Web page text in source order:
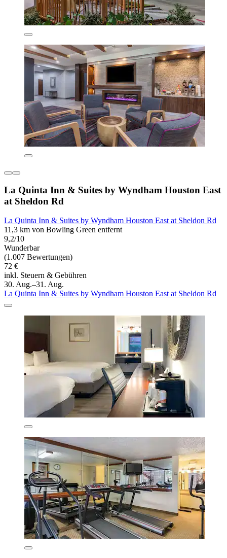
La Quinta Inn & Suites by Wyndham Houston East
at Sheldon Rd
La Quinta Inn & Suites by Wyndham Houston East at Sheldon Rd
11,3 km von Bowling Green entfernt
9,2/10
Wunderbar
(1.007 Bewertungen)
72 €
inkl. Steuern & Gebühren
30. Aug.–31. Aug.
La Quinta Inn & Suites by Wyndham Houston East at Sheldon Rd